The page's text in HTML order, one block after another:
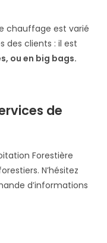
chauffage est varié
des clients : il est
ou en big bags.
de
Forestière
N’hésitez
d’informations